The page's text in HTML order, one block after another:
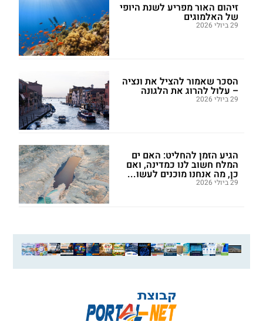
זיהום האור מפריע לשנת היופי
של האלמוגים
29 ביולי 2026
הסכר שאמור להציל את ונציה
– עלול להרוג את הלגונה
29 ביולי 2026
הגיע הזמן להחליט: האם ים
המלח חשוב לנו כמדינה, ואם
כן, מה אנחנו מוכנים לעשו...
29 ביולי 2026